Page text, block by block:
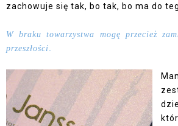
zachowuje się tak, bo tak, bo ma do
W braku towarzystwa mogę przecież
przeszłości.